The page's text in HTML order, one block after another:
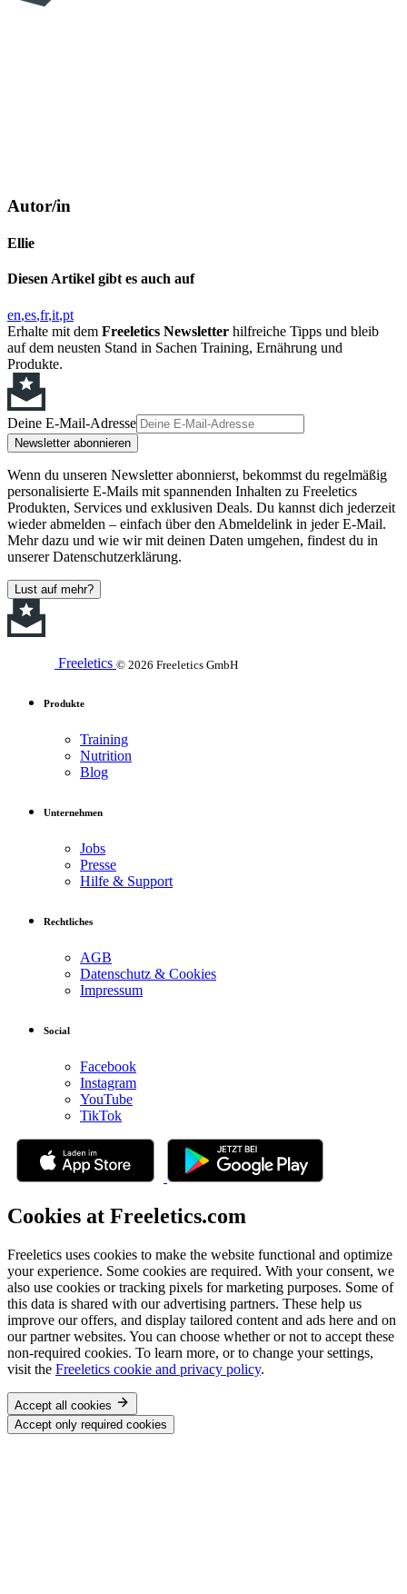
Autor/in
Ellie
Diesen Artikel gibt es auch auf
en es fr it pt
Erhalte mit dem Freeletics Newsletter hilfreiche Tipps und bleib
auf dem neusten Stand in Sachen Training, Ernährung und
Produkte.
Deine E-Mail-Adresse
Newsletter abonnieren
Wenn du unseren Newsletter abonnierst, bekommst du regelmäßig
personalisierte E-Mails mit spannenden Inhalten zu Freeletics
Produkten, Services und exklusiven Deals. Du kannst dich jederzeit
wieder abmelden – einfach über den Abmeldelink in jeder E-Mail.
Mehr dazu und wie wir mit deinen Daten umgehen, findest du in
unserer Datenschutzerklärung.
Lust auf mehr?
Freeletics © 2026 Freeletics GmbH
Produkte
Training
Nutrition
Blog
Unternehmen
Jobs
Presse
Hilfe & Support
Rechtliches
AGB
Datenschutz & Cookies
Impressum
Social
Facebook
Instagram
YouTube
TikTok
Cookies at Freeletics.com
Freeletics uses cookies to make the website functional and optimize
your experience. Some cookies are required. With your consent, we
also use cookies or tracking pixels for marketing purposes. Some of
this data is shared with our advertising partners. These help us
improve our offers, and display tailored content and ads here and on
our partner websites. You can choose whether or not to accept these
non-required cookies. To learn more, or to change your settings,
visit the Freeletics cookie and privacy policy.
Accept all cookies
Accept only required cookies